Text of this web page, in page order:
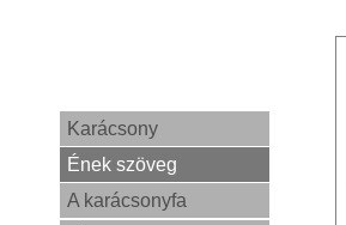
Karácsony
Ének szöveg
A karácsonyfa